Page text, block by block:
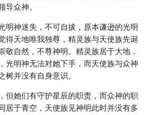
导众神。
明神迷失，不可自拔，原本谦逊的光明
得天地唯我独尊，精灵族与天使族先诞
敬自然，不尊神明。精灵族居于大地，
光明神无法对她下手，而天使族与众神
树并没有自身意识。
但她们有守护星辰的职责，而众神的职
居于青空，天使族见神明此时并没有多